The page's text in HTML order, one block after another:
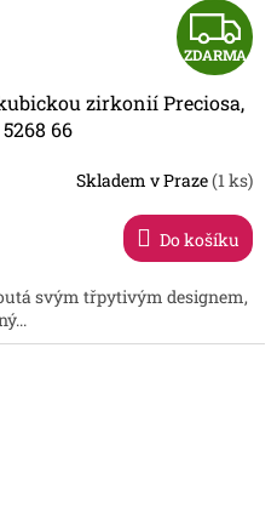
Z
D
A
R
A
ZDARMA
zirkonií Preciosa,
66
Skladem v Praze(1 ks)
Do košíku
svým třpytivým designem,